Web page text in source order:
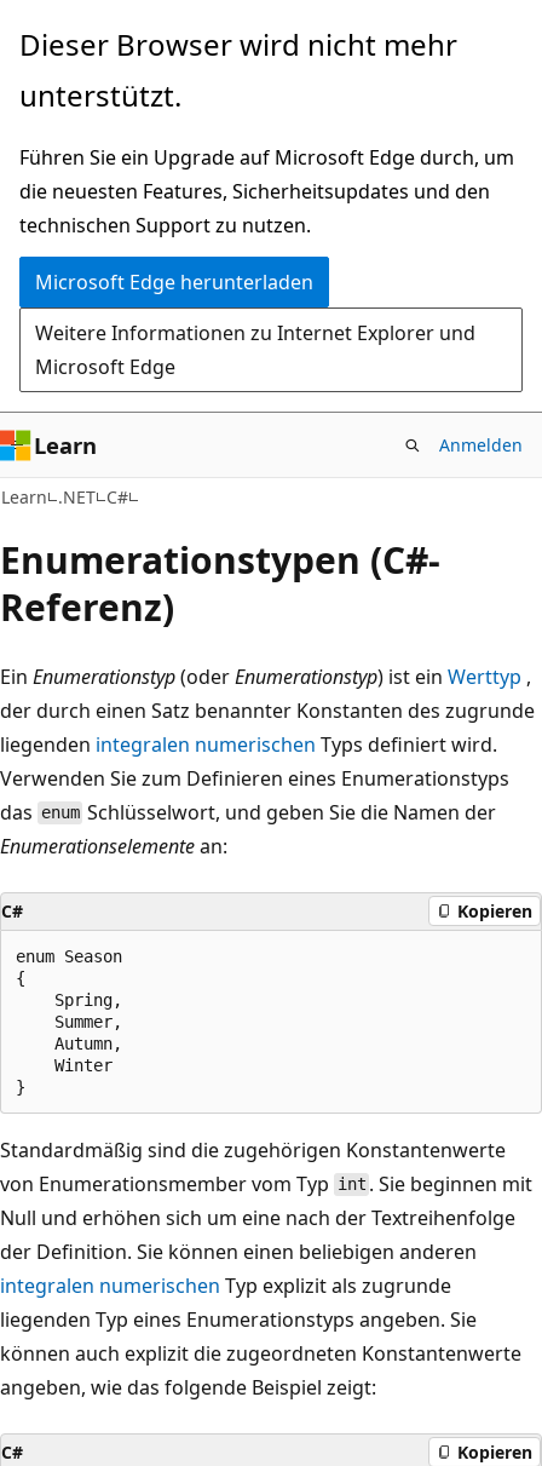
Zu
wechseln
Dieser Browser wird nicht mehr
unterstützt.
Führen Sie ein Upgrade auf Microsoft Edge durch, um
die neuesten Features, Sicherheitsupdates und den
technischen Support zu nutzen.
Microsoft Edge herunterladen
Weitere Informationen zu Internet Explorer und
Microsoft Edge
Learn Anmelden
Learn .NET C#
Enumerationstypen (C#-
Referenz)
Ein Enumerationstyp(oderEnumerationstyp) ist ein Werttyp ,
der durch einen Satz benannter Konstanten des zugrunde
liegenden integralen numerischen Typs definiert wird.
Verwenden Sie zum Definieren eines Enumerationstyps
das enum Schlüsselwort, und geben Sie die Namen der
Enumerationselementean:
C# Kopieren
enum Season
{
    Spring,
    Summer,
    Autumn,
    Winter
Standardmäßig sind die zugehörigen Konstantenwerte
von Enumerationsmember vom Typ int . Sie beginnen mit
Null und erhöhen sich um eine nach der Textreihenfolge
der Definition. Sie können einen beliebigen anderen
integralen numerischen Typ explizit als zugrunde
liegenden Typ eines Enumerationstyps angeben. Sie
können auch explizit die zugeordneten Konstantenwerte
angeben, wie das folgende Beispiel zeigt:
C# Kopieren